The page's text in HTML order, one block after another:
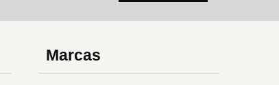
Marcas